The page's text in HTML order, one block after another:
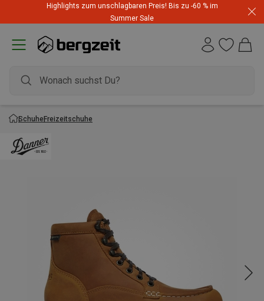
Highlights zum unschlagbaren Preis! Bis zu -60 % im
Summer Sale
SchuheFreizeitschuhe